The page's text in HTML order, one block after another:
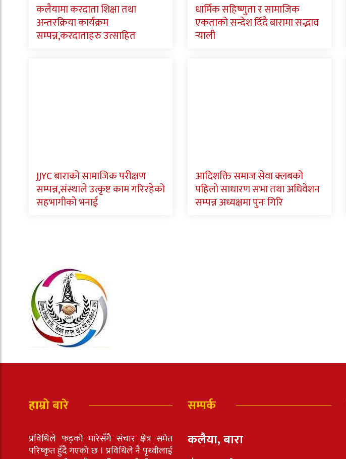
कलैयामा करदाता शिक्षा तथा
अन्तरक्रिया कार्यक्रम
सम्पन्न,करदाताहरु उत्साहित
धार्मिक सहिष्णुता र सामाजिक
एकताको सन्देश दिँदै बारामा सद्भाव
र्‍याली
JJYC बाराको सामाजिक परीक्षण
सम्पन्न,संस्थाले उत्कृष्ट काम गरिरहेको
सहभागीको भनाई
आदिशक्ति समाज सेवा क्लबको
पहिलो साधारण सभा तथा अधिवेशन
सम्पन्न अध्यक्षमा पुनः गिरि
हाम्रो बारे
प्रविधिले फड्को मारेसँगै संचार क्षेत्र समेत
परिष्कृत हुँदै गएको छ । प्रविधिले नै पृथ्वीलाई
सम्पर्क
कलैया, बारा